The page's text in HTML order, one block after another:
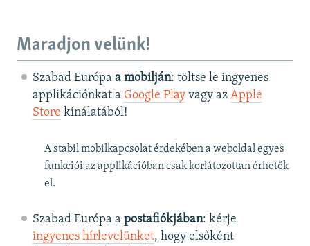
Maradjon velünk!
Szabad Európa a mobilján: töltse le ingyenes
applikációnkat a Google Playvagy az Apple
Store kínálatából!
A stabil mobilkapcsolat érdekében a weboldal egyes
funkciói az applikációban csak korlátozottan érhetők
el.
Szabad Európa a postafiókjában: kérje
ingyenes hírlevelünket, hogy elsőként